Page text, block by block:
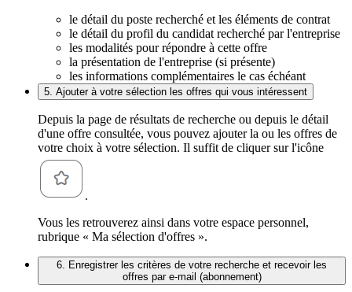
le détail du poste recherché et les éléments de contrat
le détail du profil du candidat recherché par l'entreprise
les modalités pour répondre à cette offre
la présentation de l'entreprise (si présente)
les informations complémentaires le cas échéant
5. Ajouter à votre sélection les offres qui vous intéressent
Depuis la page de résultats de recherche ou depuis le détail
d'une offre consultée, vous pouvez ajouter la ou les offres de
votre choix à votre sélection. Il suffit de cliquer sur l'icône
.
Vous les retrouverez ainsi dans votre espace personnel,
rubrique « Ma sélection d'offres ».
6. Enregistrer les critères de votre recherche et recevoir les
offres par e-mail (abonnement)